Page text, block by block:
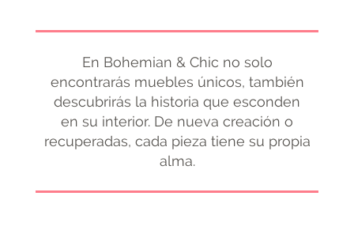
En Bohemian & Chic no solo
encontrarás muebles únicos, también
descubrirás la historia que esconden
en su interior. De nueva creación o
recuperadas, cada pieza tiene su propia
alma.